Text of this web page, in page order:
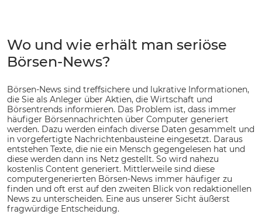
Wo und wie erhält man seriöse
Börsen-News?
Börsen-News sind treffsichere und lukrative Informationen,
die Sie als Anleger über Aktien, die Wirtschaft und
Börsentrends informieren. Das Problem ist, dass immer
häufiger Börsennachrichten über Computer generiert
werden. Dazu werden einfach diverse Daten gesammelt und
in vorgefertigte Nachrichtenbausteine eingesetzt. Daraus
entstehen Texte, die nie ein Mensch gegengelesen hat und
diese werden dann ins Netz gestellt. So wird nahezu
kostenlis Content generiert. Mittlerweile sind diese
computergenerierten Börsen-News immer häufiger zu
finden und oft erst auf den zweiten Blick von redaktionellen
News zu unterscheiden. Eine aus unserer Sicht äußerst
fragwürdige Entscheidung.